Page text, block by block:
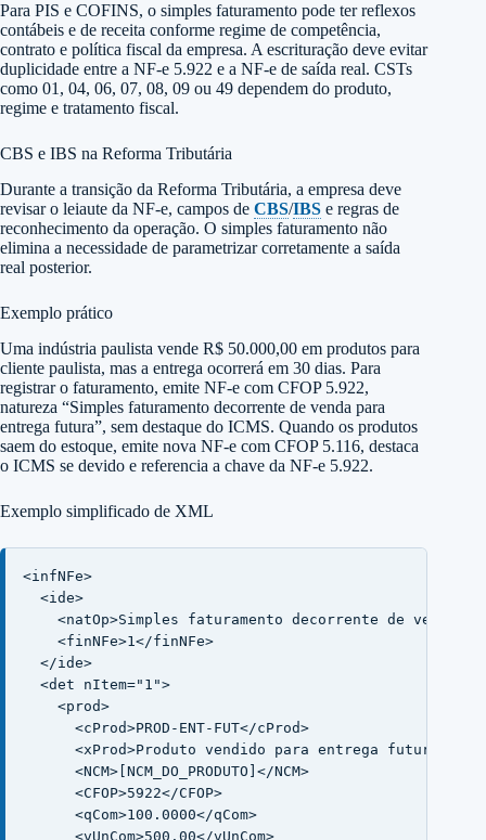
Para PIS e COFINS, o simples faturamento pode ter reflexos
contábeis e de receita conforme regime de competência,
contrato e política fiscal da empresa. A escrituração deve evitar
duplicidade entre a NF-e 5.922 e a NF-e de saída real. CSTs
como 01, 04, 06, 07, 08, 09 ou 49 dependem do produto,
regime e tratamento fiscal.
CBS e IBS na Reforma Tributária
Durante a transição da Reforma Tributária, a empresa deve
revisar o leiaute da NF-e, campos de CBS/IBS e regras de
reconhecimento da operação. O simples faturamento não
elimina a necessidade de parametrizar corretamente a saída
real posterior.
Exemplo prático
Uma indústria paulista vende R$ 50.000,00 em produtos para
cliente paulista, mas a entrega ocorrerá em 30 dias. Para
registrar o faturamento, emite NF-e com CFOP 5.922,
natureza “Simples faturamento decorrente de venda para
entrega futura”, sem destaque do ICMS. Quando os produtos
saem do estoque, emite nova NF-e com CFOP 5.116, destaca
o ICMS se devido e referencia a chave da NF-e 5.922.
Exemplo simplificado de XML
<infNFe>
  <ide>
<natOp>Simples faturamento decorrente de venda
    <finNFe>1</finNFe>
  </ide>
  <det nItem="1">
    <prod>
      <cProd>PROD-ENT-FUT</cProd>
<xProd>Produto vendido para entrega futura</
      <NCM>[NCM_DO_PRODUTO]</NCM>
      <CFOP>5922</CFOP>
      <qCom>100.0000</qCom>
      <vUnCom>500.00</vUnCom>